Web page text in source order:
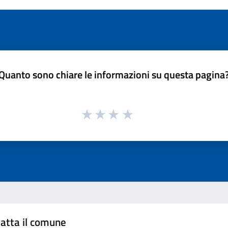
sono chiare le informazioni su questa
il comune